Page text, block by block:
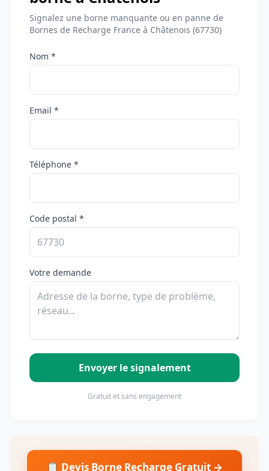
Signalez une borne manquante ou en panne de
Bornes de Recharge France à Châtenois (67730)
Nom *
Email *
Téléphone *
Code postal *
Votre demande
Envoyer le signalement
Gratuit et sans engagement
📋 Devis Borne Recharge Gratuit →